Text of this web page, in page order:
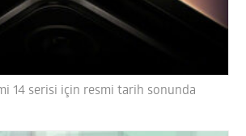
14 serisi için resmi tarih sonunda